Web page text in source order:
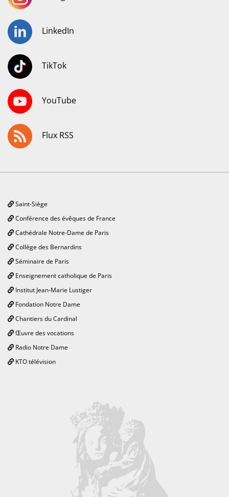
LinkedIn
TikTok
YouTube
Flux RSS
Saint-Siège
Conférence des évêques de France
Cathédrale Notre-Dame de Paris
Collège des Bernardins
Séminaire de Paris
Enseignement catholique de Paris
Institut Jean-Marie Lustiger
Fondation Notre Dame
Chantiers du Cardinal
Œuvre des vocations
Radio Notre Dame
KTO télévision